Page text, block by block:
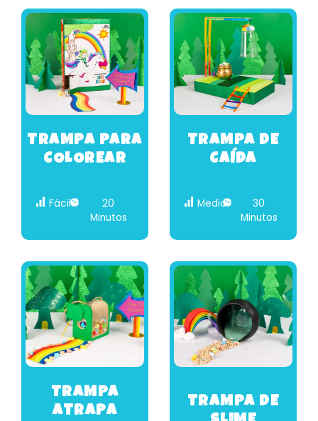
TRAMPA PARA
COLOREAR
Fácil
20
Minutos
TRAMPA DE
CAÍDA
Medio
30
Minutos
TRAMPA
ATRAPA
TRAMPA DE